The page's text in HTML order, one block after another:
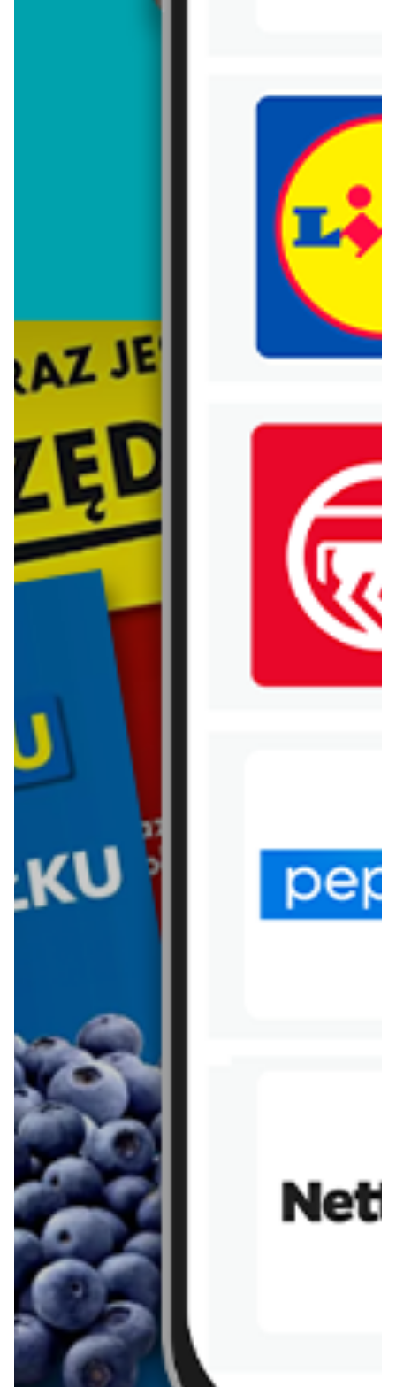
Trafiłeś na nieaktualną gazetkę
Zobacz aktualne gazetki Blix!
eobuwie.pl
aktualna
Deichmann
Półbuty damskie
WIĘCEJ GAZETEK